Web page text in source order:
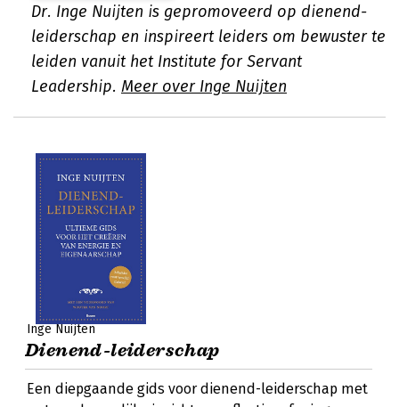
Dr. Inge Nuijten is gepromoveerd op dienend-
leiderschap en inspireert leiders om bewuster te
leiden vanuit het Institute for Servant
Leadership. Meer over Inge Nuijten
Inge Nuijten
Dienend-leiderschap
Een diepgaande gids voor dienend-leiderschap met